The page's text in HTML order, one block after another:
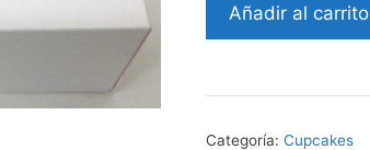
cantidad
Añadir al carrito
Categoría: Cupcakes